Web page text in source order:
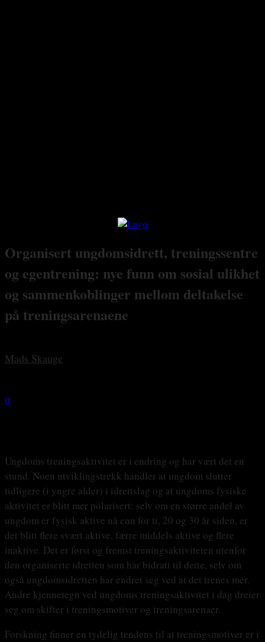
Organisert ungdomsidrett, treningssentre
og egentrening: nye funn om sosial ulikhet
og sammenkoblinger mellom deltakelse
på treningsarenaene
Mads Skauge
0
Ungdoms treningsaktivitet er i endring og har vært det en
stund. Noen utviklingstrekk handler at ungdom slutter
tidligere (i yngre alder) i idrettslag og at ungdoms fysiske
aktivitet er blitt mer polarisert: selv om en større andel av
ungdom er fysisk aktive nå enn for ti, 20 og 30 år siden, er
det blitt flere svært aktive, færre middels aktive og flere
inaktive. Det er først og fremst treningsaktiviteten utenfor
den organiserte idretten som har bidratt til dette, selv om
også ungdomsidretten har endret seg ved at det trenes mer.
Andre kjennetegn ved ungdoms treningsaktivitet i dag dreier
seg om skifter i treningsmotiver og treningsarenaer.
Forskning finner en tydelig tendens til at treningsmotiver er i